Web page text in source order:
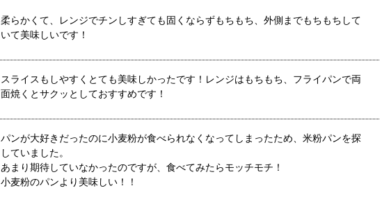
柔らかくて、レンジでチンしすぎても固くならずもちもち、外側までもちもちして
いて美味しいです！
スライスもしやすくとても美味しかったです！レンジはもちもち、フライパンで両
面焼くとサクッとしておすすめです！
パンが大好きだったのに小麦粉が食べられなくなってしまったため、米粉パンを探
していました。
あまり期待していなかったのですが、食べてみたらモッチモチ！
小麦粉のパンより美味しい！！